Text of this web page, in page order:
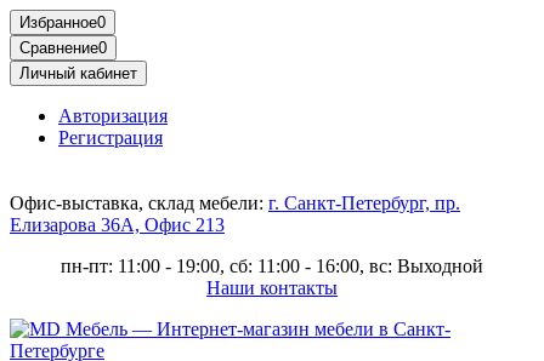
Избранное0
Сравнение0
Личный кабинет
Авторизация
Регистрация
Офис-выставка, склад мебели: г. Санкт-Петербург, пр.
Елизарова 36А, Офис 213
пн-пт: 11:00 - 19:00, сб: 11:00 - 16:00, вс: Выходной
Наши контакты